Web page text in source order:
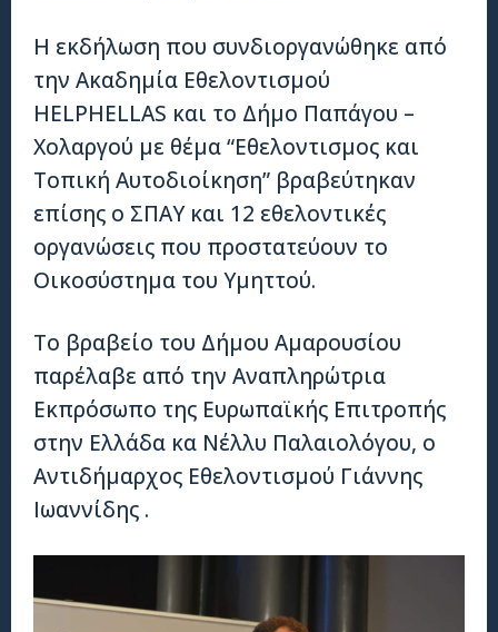
Η εκδήλωση που συνδιοργανώθηκε από
την Ακαδημία Εθελοντισμού
HELPHELLAS και το Δήμο Παπάγου –
Χολαργού με θέμα “Εθελοντισμος και
Τοπική Αυτοδιοίκηση” βραβεύτηκαν
επίσης ο ΣΠΑΥ και 12 εθελοντικές
οργανώσεις που προστατεύουν το
Οικοσύστημα του Υμηττού.
Το βραβείο του Δήμου Αμαρουσίου
παρέλαβε από την Αναπληρώτρια
Εκπρόσωπο της Ευρωπαϊκής Επιτροπής
στην Ελλάδα κα Νέλλυ Παλαιολόγου, ο
Αντιδήμαρχος Εθελοντισμού Γιάννης
Ιωαννίδης .